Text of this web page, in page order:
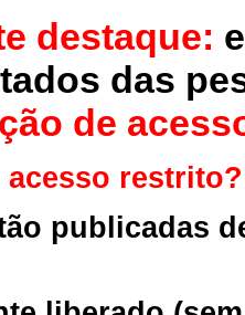
destaque:
das
de
restrito?
publicadas